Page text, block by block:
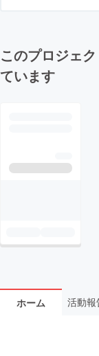
このプロジェ
ています
ホーム 活動報